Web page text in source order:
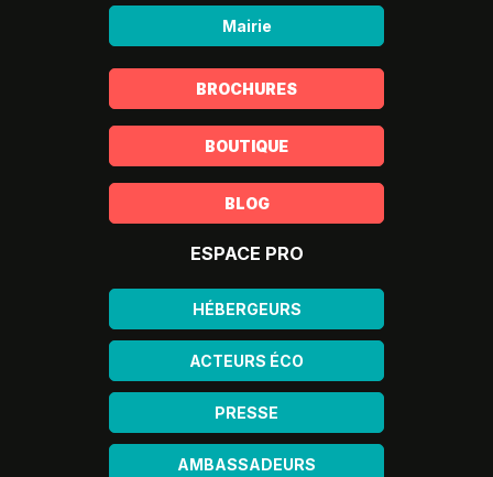
Mairie
BROCHURES
BOUTIQUE
BLOG
ESPACE PRO
HÉBERGEURS
ACTEURS ÉCO
PRESSE
AMBASSADEURS